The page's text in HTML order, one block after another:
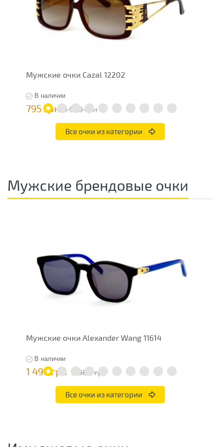
Мужские очки Cazal 12202
В наличии
795 грн 1 590 грн
Все очки из категории
Мужские брендовые очки
Мужские очки Alexander Wang 11614
В наличии
1 490 грн 2 980 грн
Все очки из категории